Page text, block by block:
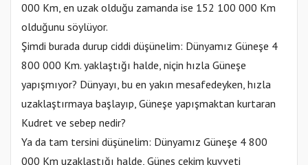
000 Km, en uzak olduğu zamanda ise 152 100 000 Km
olduğunu söylüyor.
Şimdi burada durup ciddi düşünelim: Dünyamız Güneşe 4
800 000 Km. yaklaştığı halde, niçin hızla Güneşe
yapışmıyor? Dünyayı, bu en yakın mesafedeyken, hızla
uzaklaştırmaya başlayıp, Güneşe yapışmaktan kurtaran
Kudret ve sebep nedir?
Ya da tam tersini düşünelim: Dünyamız Güneşe 4 800
000 Km uzaklaştığı halde, Güneş çekim kuvveti